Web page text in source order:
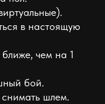
в настоящую
чем на 1
бой.
снимать шлем.